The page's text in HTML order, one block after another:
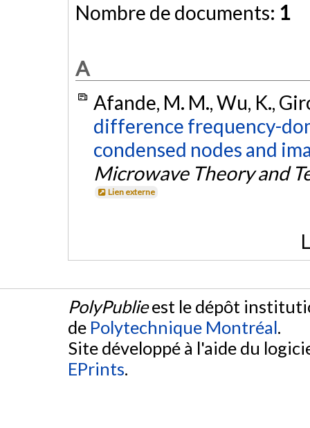
Nombre de documents: 1
A
Afande, M. M., Wu, K.,
difference frequency-
condensed nodes and
Microwave Theory and
Lien externe
PolyPublieest le dépôt
de Polytechnique Montréal.
Site développé à l'aide du
EPrints.